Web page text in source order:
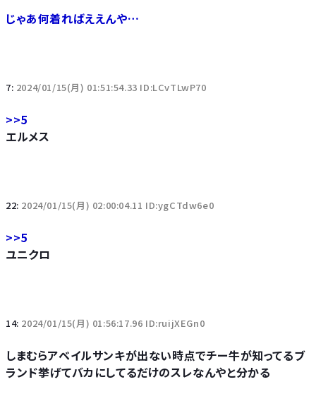
じゃあ何着ればええんや…
7: 2024/01/15(月) 01:51:54.33 ID:LCvTLwP70
>>5
エルメス
22: 2024/01/15(月) 02:00:04.11 ID:ygCTdw6e0
>>5
ユニクロ
14: 2024/01/15(月) 01:56:17.96 ID:ruijXEGn0
しまむらアベイルサンキが出ない時点でチー牛が知ってるブ
ランド挙げてバカにしてるだけのスレなんやと分かる